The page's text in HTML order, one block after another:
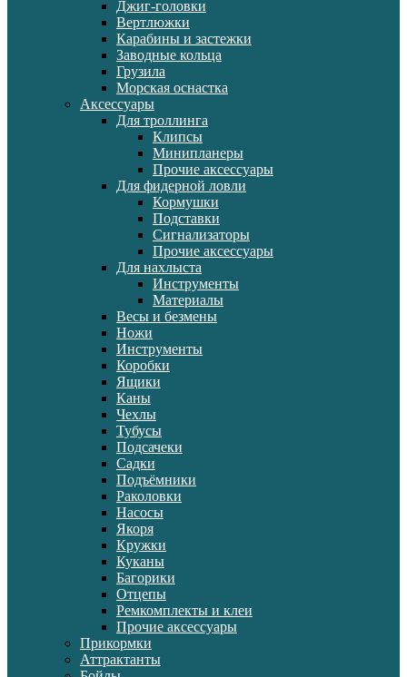
Джиг-головки
Вертлюжки
Карабины и застежки
Заводные кольца
Грузила
Морская оснастка
Аксессуары
Для троллинга
Клипсы
Минипланеры
Прочие аксессуары
Для фидерной ловли
Кормушки
Подставки
Сигнализаторы
Прочие аксессуары
Для нахлыста
Инструменты
Материалы
Весы и безмены
Ножи
Инструменты
Коробки
Ящики
Каны
Чехлы
Тубусы
Подсачеки
Садки
Подъёмники
Раколовки
Насосы
Якоря
Кружки
Куканы
Багорики
Отцепы
Ремкомплекты и клеи
Прочие аксессуары
Прикормки
Аттрактанты